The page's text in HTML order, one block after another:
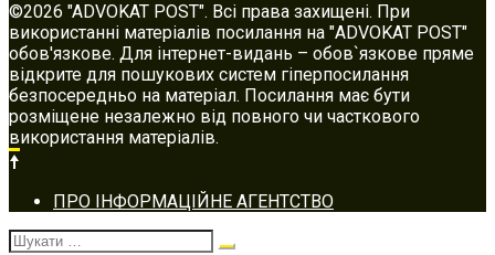
©2026 "ADVOKAT POST". Всі права захищені. При
використанні матеріалів посилання на "ADVOKAT POST"
обов'язкове. Для інтернет-видань – обов`язкове пряме
відкрите для пошукових систем гіперпосилання
безпосередньо на матеріал. Посилання має бути
розміщене незалежно від повного чи часткового
використання матеріалів.
Footer
navigation
ПРО ІНФОРМАЦІЙНЕ АГЕНТСТВО
Шукати: